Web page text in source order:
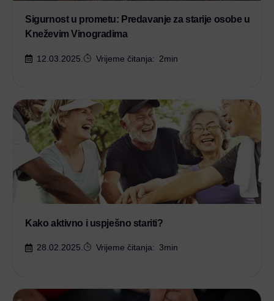
Sigurnost u prometu: Predavanje za starije osobe u
Kneževim Vinogradima
12.03.2025. Vrijeme čitanja: 2min
Kako aktivno i uspješno stariti?
28.02.2025. Vrijeme čitanja: 3min